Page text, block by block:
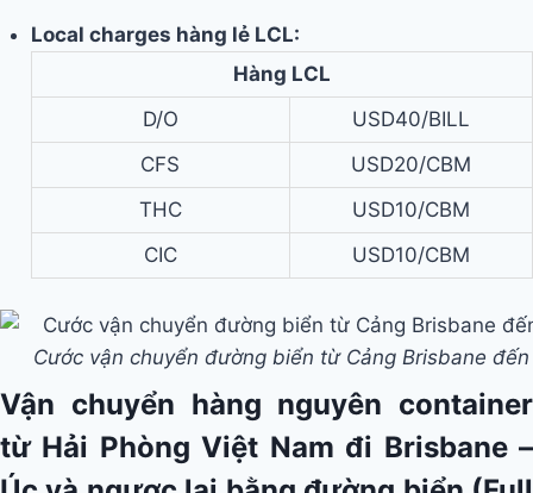
Local charges hàng lẻ LCL:
Hàng LCL
D/O
USD40/BILL
CFS
USD20/CBM
THC
USD10/CBM
CIC
USD10/CBM
Cước vận chuyển đường biển từ Cảng Brisbane
Vận chuyển hàng nguyên container
từ Hải Phòng Việt Nam đi Brisbane –